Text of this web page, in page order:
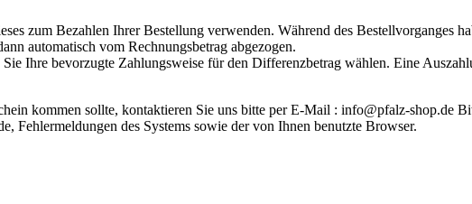
zum Bezahlen Ihrer Bestellung verwenden. Während des Bestellvorganges
automatisch vom Rechnungsbetrag abgezogen.
Ihre bevorzugte Zahlungsweise für den Differenzbetrag wählen. Eine
kommen sollte, kontaktieren Sie uns bitte per E-Mail : info@pfalz-shop.de
Fehlermeldungen des Systems sowie der von Ihnen benutzte Browser.